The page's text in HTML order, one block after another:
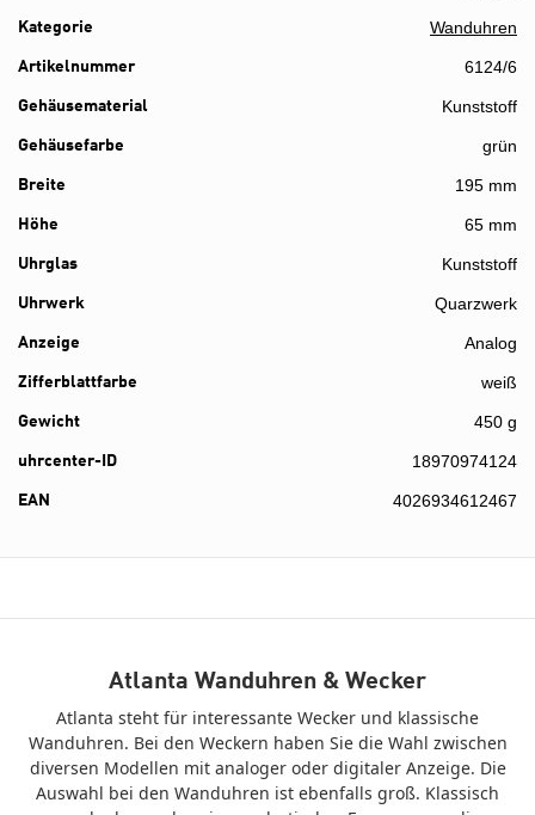
Kategorie Wanduhren
Artikelnummer 6124/6
Gehäusematerial Kunststoff
Gehäusefarbe grün
Breite 195 mm
Höhe 65 mm
Details
Uhrglas Kunststoff
Uhrwerk Quarzwerk
Anzeige Analog
Zifferblattfarbe weiß
Gewicht 450 g
uhrcenter-ID 18970974124
EAN 4026934612467
Atlanta Wanduhren & Wecker
Atlanta steht für interessante Wecker und klassische
Wanduhren. Bei den Weckern haben Sie die Wahl zwischen
diversen Modellen mit analoger oder digitaler Anzeige. Die
Auswahl bei den Wanduhren ist ebenfalls groß. Klassisch